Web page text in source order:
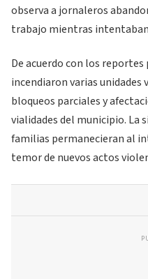
observa a jornaleros
trabajo mientras
De acuerdo con los
incendiaron varias unidades
bloqueos parciales y
vialidades del municipio. La
familias permanecieran al
temor de nuevos actos